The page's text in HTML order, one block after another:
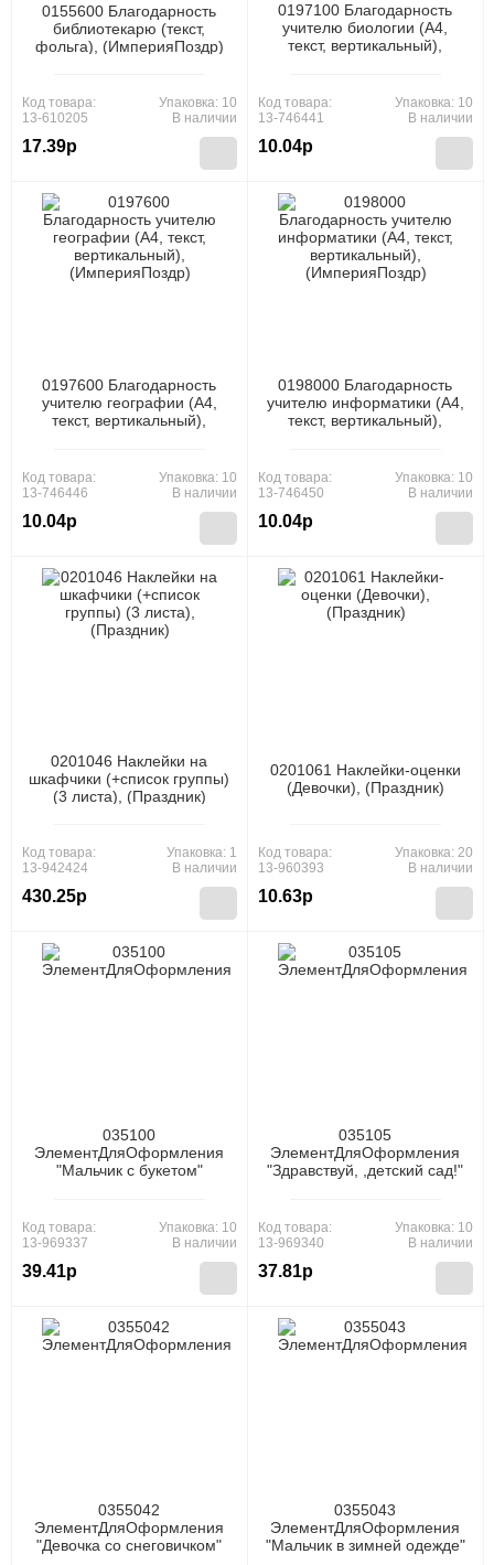
0155600 Благодарность
библиотекарю (текст,
фольга), (ИмперияПоздр)
Код товара:
13-610205
17.39р
Упаковка: 10
В наличии
0197100 Благодарность
учителю биологии (А4,
текст, вертикальный),
Код товара:
13-746441
10.04р
Упаковка: 10
В наличии
0197600 Благодарность
учителю географии (А4,
текст, вертикальный),
Код товара:
13-746446
10.04р
Упаковка: 10
В наличии
0198000 Благодарность
учителю информатики (А4,
текст, вертикальный),
Код товара:
13-746450
10.04р
Упаковка: 10
В наличии
0201046 Наклейки на
шкафчики (+список группы)
(3 листа), (Праздник)
Код товара:
13-942424
430.25р
Упаковка: 1
В наличии
0201061 Наклейки-оценки
(Девочки), (Праздник)
Код товара:
13-960393
10.63р
Упаковка: 20
В наличии
035100
ЭлементДляОформления
"Мальчик с букетом"
Код товара:
13-969337
39.41р
Упаковка: 10
В наличии
035105
ЭлементДляОформления
"Здравствуй, ,детский сад!"
Код товара:
13-969340
37.81р
Упаковка: 10
В наличии
0355042
ЭлементДляОформления
"Девочка со снеговичком"
0355043
ЭлементДляОформления
"Мальчик в зимней одежде"